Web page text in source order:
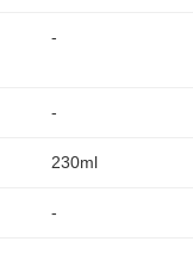
-
-
230ml
-